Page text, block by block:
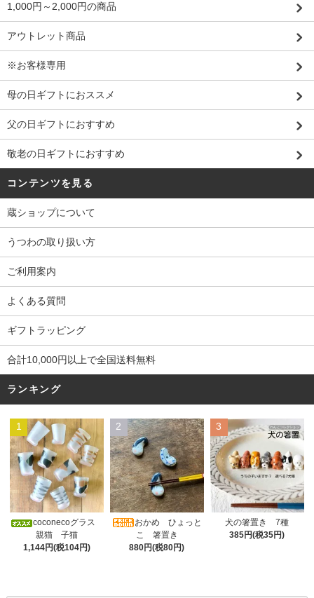
1,000円～2,000円の商品
アウトレット商品
※お客様専用
母の日ギフトにおススメ
父の日ギフトにおすすめ
敬老の日ギフトにおすすめ
コンテンツを見る
蔵ショップについて
うつわの取り扱い方
ご利用案内
よくある質問
ギフトラッピング
合計10,000円以上で全国送料無料
ランキング
1
coconecoグラス
親猫 子猫
1,144円(税104円)
2
おかめ ひょっと
こ 箸置き
880円(税80円)
3
犬の箸置き 7種
385円(税35円)